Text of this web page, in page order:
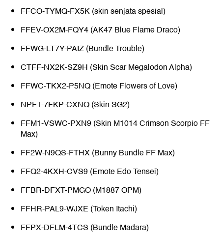
FFCO-TYMQ-FX5K (skin senjata spesial)
FFEV-OX2M-FQY4 (AK47 Blue Flame Draco)
FFWG-LT7Y-PAIZ (Bundle Trouble)
CTFF-NX2K-SZ9H (Skin Scar Megalodon Alpha)
FFWC-TKX2-P5NQ (Emote Flowers of Love)
NPFT-7FKP-CXNQ (Skin SG2)
FFM1-VSWC-PXN9 (Skin M1014 Crimson Scorpio FF
Max)
FF2W-N9QS-FTHX (Bunny Bundle FF Max)
FFQ2-4KXH-CVS9 (Emote Edo Tensei)
FFBR-DFXT-PMGO (M1887 OPM)
FFHR-PAL9-WJXE (Token Itachi)
FFPX-DFLM-4TCS (Bundle Madara)